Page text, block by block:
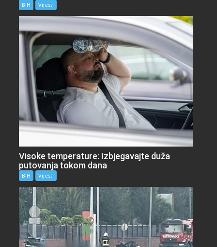
BiH Vijesti
Visoke temperature: Izbjegavajte duža
putovanja tokom dana
BiH Vijesti